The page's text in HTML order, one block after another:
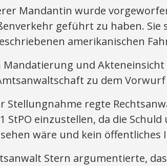
Mandantin wurde
geführt zu haben. Sie
amerikanischen
Mandatierung und
zu dem
Stellungnahme regte
StPO einzustellen, da die
wäre und kein
Stern argumentierte,